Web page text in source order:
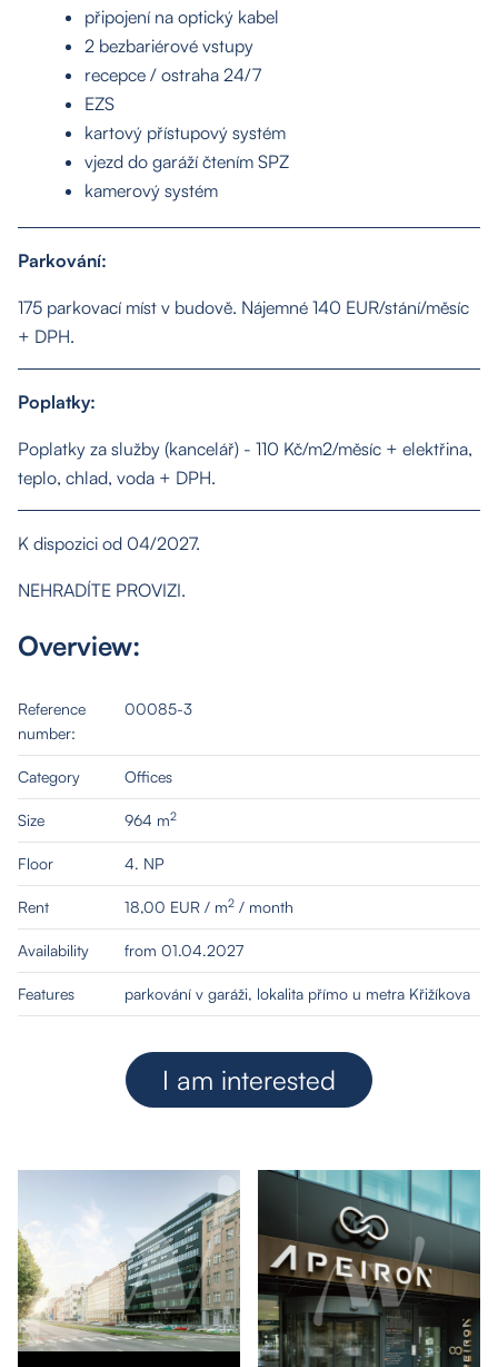
připojení na optický kabel
2 bezbariérové vstupy
recepce / ostraha 24/7
EZS
kartový přístupový systém
vjezd do garáží čtením SPZ
kamerový systém
Parkování:
175 parkovací míst v budově. Nájemné 140 EUR/stání/měsíc
+ DPH.
Poplatky:
Poplatky za služby (kancelář) - 110 Kč/m2/měsíc + elektřina,
teplo, chlad, voda + DPH.
K dispozici od 04/2027.
NEHRADÍTE PROVIZI.
Overview:
Reference
number:
00085-3
Category Offices
Size 964 m2
Floor 4. NP
Rent 18,00 EUR / m2 / month
Availability from 01.04.2027
Features parkování v garáži, lokalita přímo u metra Křižíkova
I am interested